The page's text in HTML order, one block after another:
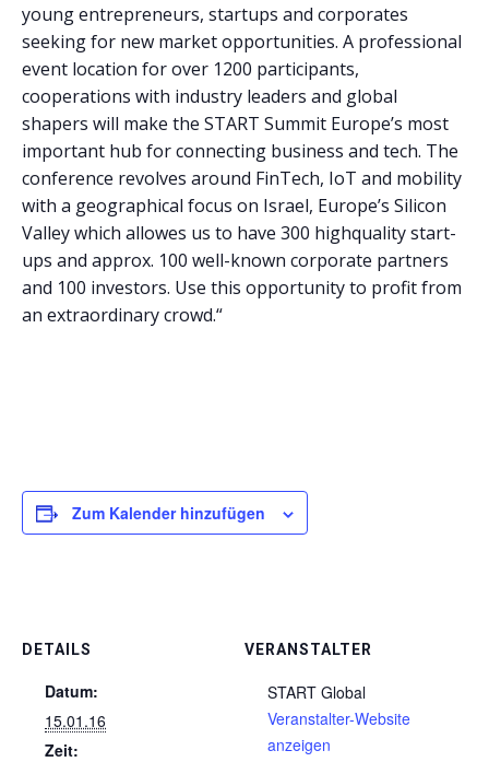
young entrepreneurs, startups and corporates
seeking for new market opportunities. A professional
event location for over 1200 participants,
cooperations with industry leaders and global
shapers will make the START Summit Europe’s most
important hub for connecting business and tech. The
conference revolves around FinTech, IoT and mobility
with a geographical focus on Israel, Europe’s Silicon
Valley which allowes us to have 300 highquality start-
ups and approx. 100 well-known corporate partners
and 100 investors. Use this opportunity to profit from
an extraordinary crowd.“
Zum Kalender hinzufügen
DETAILS
Datum:
15.01.16
Zeit:
VERANSTALTER
START Global
Veranstalter-Website
anzeigen